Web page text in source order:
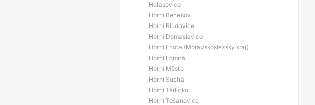
Holasovice
Horní Benešov
Horní Bludovice
Horní Domaslavice
Horní Lhota (Moravskoslezský kraj)
Horní Lomná
Horní Město
Horní Suchá
Horní Těrlicko
Horní Tošanovice